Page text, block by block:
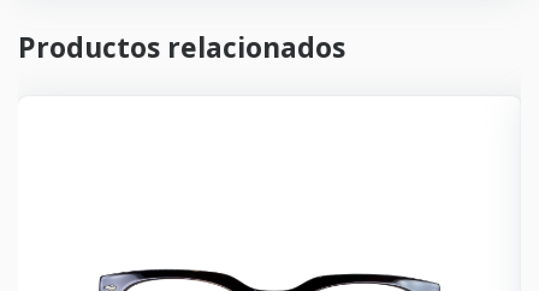
Productos relacionados